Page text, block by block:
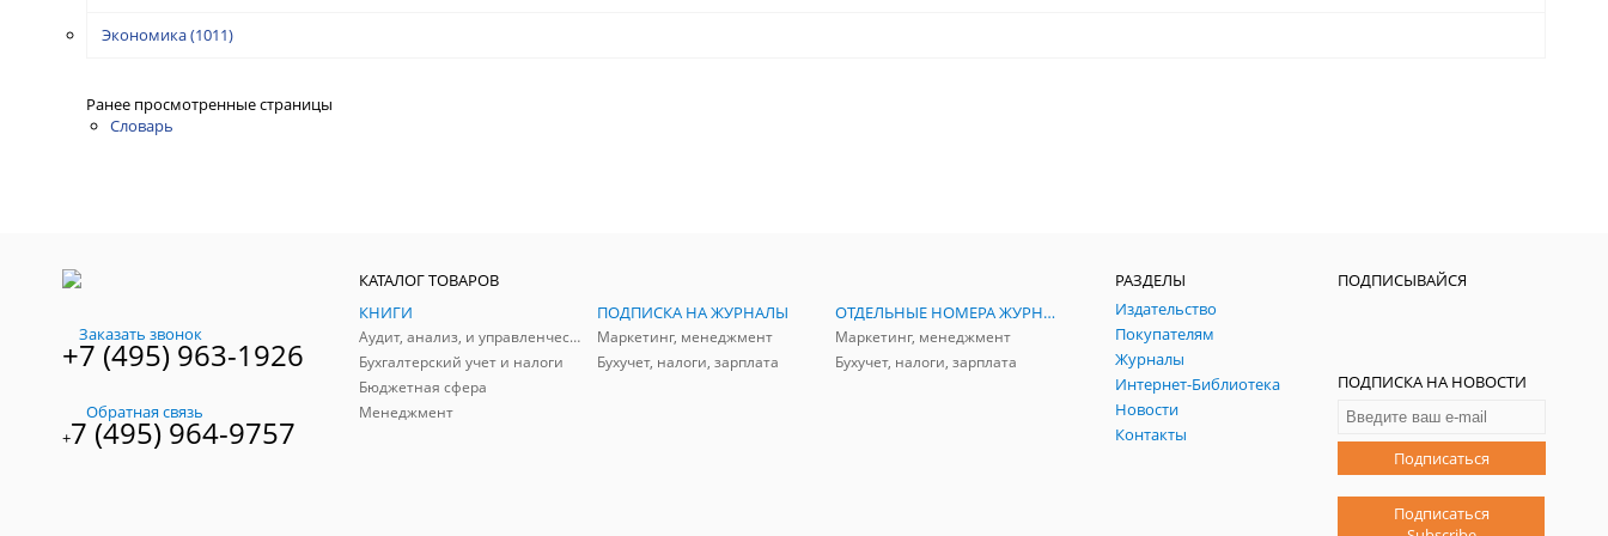
Экономика(1011)
Ранее просмотренные страницы
Словарь
Заказать звонок
+7 (495) 963-1926
Обратная связь
+7 (495) 964-9757
КАТАЛОГ ТОВАРОВ
КНИГИ
Аудит, анализ, и управленческий учет
Бухгалтерский учет и налоги
Бюджетная сфера
Менеджмент
ПОДПИСКА НА ЖУРНАЛЫ
Маркетинг, менеджмент
Бухучет, налоги, зарплата
ОТДЕЛЬНЫЕ НОМЕРА ЖУРНАЛОВ
Маркетинг, менеджмент
Бухучет, налоги, зарплата
РАЗДЕЛЫ
Издательство
Покупателям
Журналы
Интернет-Библиотека
Новости
Контакты
ПОДПИСЫВАЙСЯ
ПОДПИСКА НА НОВОСТИ
Подписаться
Подписаться